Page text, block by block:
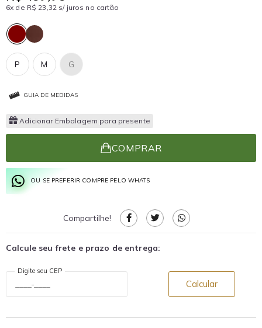
6x de R$ 23,32 s/ juros no cartão
G
M
P
GUIA DE MEDIDAS
Adicionar Embalagem para presente
COMPRAR
OU SE PREFERIR COMPRE PELO WHATS
Compartilhe!
Calcule seu frete e prazo de entrega:
Digite seu CEP
Calcular